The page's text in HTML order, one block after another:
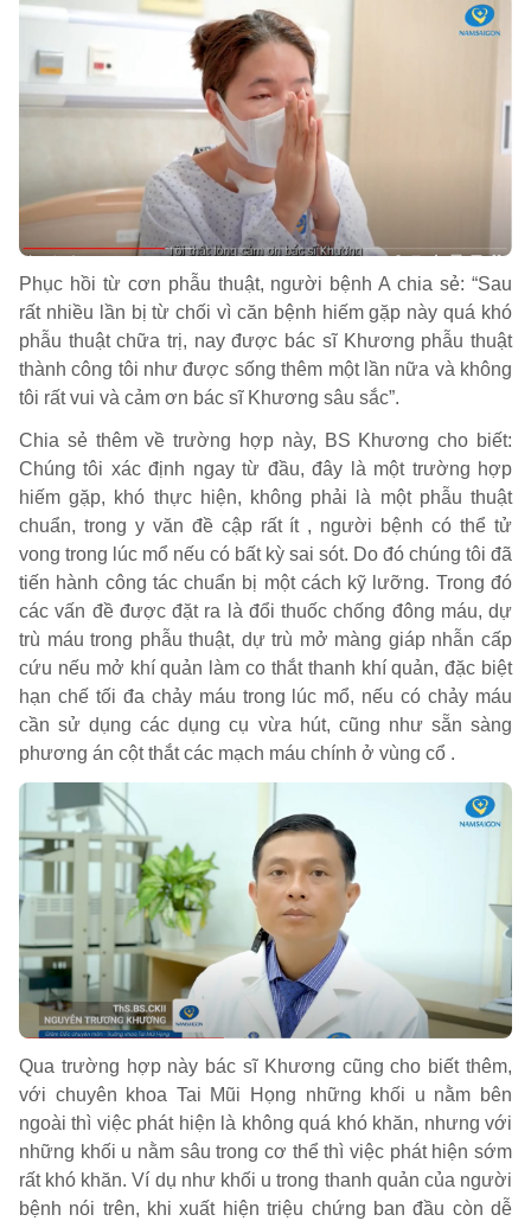
Phục hồi từ cơn phẫu thuật, người bệnh A chia sẻ: “Sau
rất nhiều lần bị từ chối vì căn bệnh hiếm gặp này quá khó
phẫu thuật chữa trị, nay được bác sĩ Khương phẫu thuật
thành công tôi như được sống thêm một lần nữa và không
tôi rất vui và cảm ơn bác sĩ Khương sâu sắc”.
Chia sẻ thêm về trường hợp này, BS Khương cho biết:
Chúng tôi xác định ngay từ đầu, đây là một trường hợp
hiếm gặp, khó thực hiện, không phải là một phẫu thuật
chuẩn, trong y văn đề cập rất ít , người bệnh có thể tử
vong trong lúc mổ nếu có bất kỳ sai sót. Do đó chúng tôi đã
tiến hành công tác chuẩn bị một cách kỹ lưỡng. Trong đó
các vấn đề được đặt ra là đổi thuốc chống đông máu, dự
trù máu trong phẫu thuật, dự trù mở màng giáp nhẫn cấp
cứu nếu mở khí quản làm co thắt thanh khí quản, đặc biệt
hạn chế tối đa chảy máu trong lúc mổ, nếu có chảy máu
cần sử dụng các dụng cụ vừa hút, cũng như sẵn sàng
phương án cột thắt các mạch máu chính ở vùng cổ .
Qua trường hợp này bác sĩ Khương cũng cho biết thêm,
với chuyên khoa Tai Mũi Họng những khối u nằm bên
ngoài thì việc phát hiện là không quá khó khăn, nhưng với
những khối u nằm sâu trong cơ thể thì việc phát hiện sớm
rất khó khăn. Ví dụ như khối u trong thanh quản của người
bệnh nói trên, khi xuất hiện triệu chứng ban đầu còn dễ